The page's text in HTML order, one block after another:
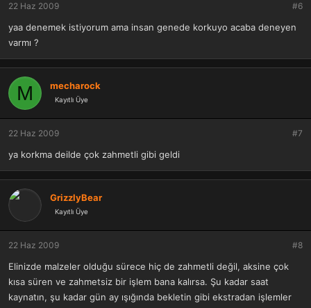
22 Haz 2009 #6
yaa denemek istiyorum ama insan genede korkuyo acaba deneyen
varmı ?
M mecharock
Kayıtlı Üye
22 Haz 2009 #7
ya korkma deilde çok zahmetli gibi geldi
GrizzlyBear
Kayıtlı Üye
22 Haz 2009 #8
Elinizde malzeler olduğu sürece hiç de zahmetli değil, aksine çok
kısa süren ve zahmetsiz bir işlem bana kalırsa. Şu kadar saat
kaynatın, şu kadar gün ay ışığında bekletin gibi ekstradan işlemler